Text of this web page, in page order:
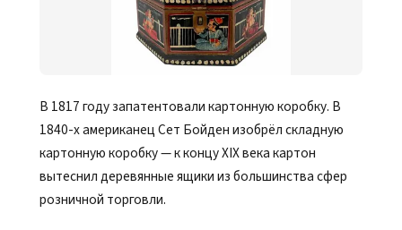
В 1817 году запатентовали картонную коробку. В
1840-х американец Сет Бойден изобрёл складную
картонную коробку — к концу XIX века картон
вытеснил деревянные ящики из большинства сфер
розничной торговли.